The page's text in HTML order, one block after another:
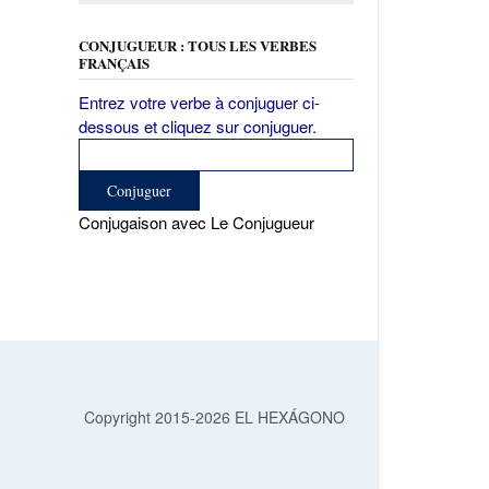
CONJUGUEUR : TOUS LES VERBES
FRANÇAIS
Entrez votre verbe à conjuguer ci-
dessous et cliquez sur conjuguer.
Conjugaison avec Le Conjugueur
Copyright 2015-2026 EL HEXÁGONO